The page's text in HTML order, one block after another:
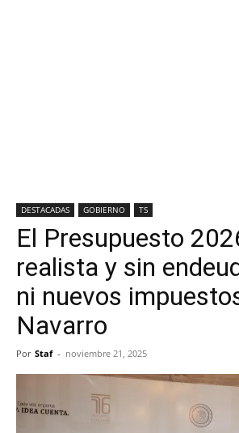
DESTACADAS GOBIERNO TS
El Presupuesto
realista y sin
ni nuevos
Navarro
Por Staf - noviembre 21, 2025